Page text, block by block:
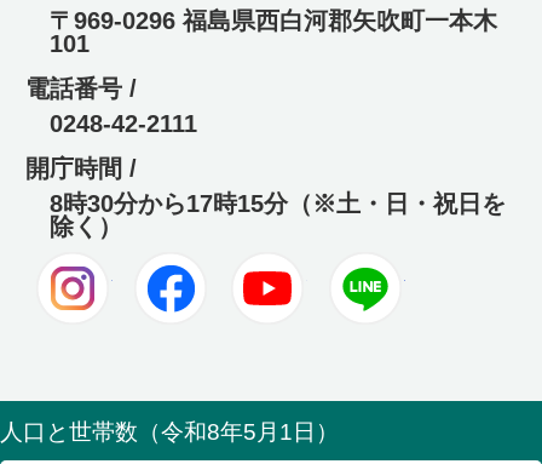
〒969-0296 福島県西白河郡矢吹町一本木
101
電話番号 /
0248-42-2111
開庁時間 /
8時30分から17時15分（※土・日・祝日を
除く）
Instagram Facebook Youtube